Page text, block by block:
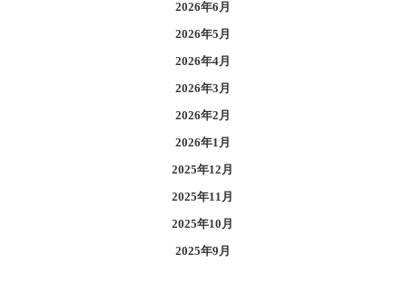
2026年6月
2026年5月
2026年4月
2026年3月
2026年2月
2026年1月
2025年12月
2025年11月
2025年10月
2025年9月